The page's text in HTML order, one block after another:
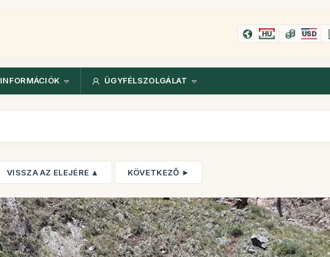
HU USD
INFORMÁCIÓK ÜGYFÉLSZOLGÁLAT
VISSZA AZ ELEJÉRE ▲ KÖVETKEZŐ ►